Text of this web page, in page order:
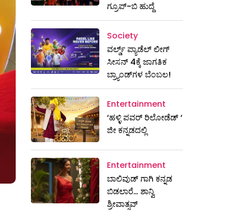
ಗ್ರೂಪ್-ಬಿ ಹುದ್ದೆ
Society
ವರ್ಲ್ಡ್ ಪ್ಯಾಡೆಲ್ ಲೀಗ್
ಸೀಸನ್ 4ಕ್ಕೆ ಜಾಗತಿಕ
ಬ್ರ್ಯಾಂಡ್‌ಗಳ ಬೆಂಬಲ!
Entertainment
‘ಹಳ್ಳಿ ಪವರ್ ರಿಲೋಡೆಡ್ ‘
ಜೀ ಕನ್ನಡದಲ್ಲಿ
Entertainment
ಬಾಲಿವುಡ್ ಗಾಗಿ ಕನ್ನಡ
ಬಿಡಲಾರೆ… ಶಾನ್ವಿ
ಶ್ರೀವಾತ್ಸವ್